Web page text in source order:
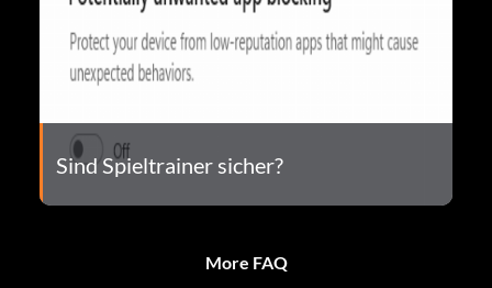
Sind Spieltrainer sicher?
More FAQ